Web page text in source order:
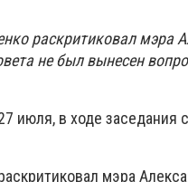
раскритиковал мэра
не был вынесен
июля, в ходе заседания
мэра